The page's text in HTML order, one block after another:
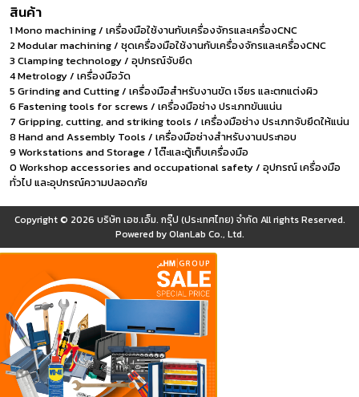
สินค้า
1 Mono machining / เครื่องมือใช้งานกับเครื่องจักรและเครื่องCNC
2 Modular machining / ชุดเครื่องมือใช้งานกับเครื่องจักรและเครื่องCNC
3 Clamping technology / อุปกรณ์จับยึด
4 Metrology / เครื่องมือวัด
5 Grinding and Cutting / เครื่องมือสำหรับงานขัด เจียร และตกแต่งผิว
6 Fastening tools for screws / เครื่องมือช่าง ประเภทขันแน่น
7 Gripping, cutting, and striking tools / เครื่องมือช่าง ประเภทจับยึดให้แน่น
8 Hand and Assembly Tools / เครื่องมือช่างสำหรับงานประกอบ
9 Workstations and Storage / โต๊ะและตู้เก็บเครื่องมือ
0 Workshop accessories and occupational safety / อุปกรณ์ เครื่องมือ
ทั่วไป และอุปกรณ์ความปลอดภัย
Copyright © 2026 บริษัท เอช.เอ็ม. กรุ๊ป (ประเทศไทย) จำกัด All rights Reserved.
Powered byOlanLab Co., Ltd.